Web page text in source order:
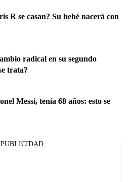
R se casan? Su bebé nacerá con
radical en su segundo
trata?
Messi, tenía 68 años: esto se
PUBLICIDAD